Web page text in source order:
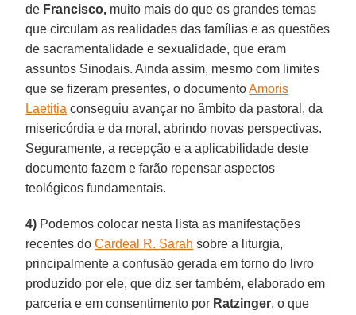
de Francisco, muito mais do que os grandes temas
que circulam as realidades das famílias e as questões
de sacramentalidade e sexualidade, que eram
assuntos Sinodais. Ainda assim, mesmo com limites
que se fizeram presentes, o documentoAmoris
Laetitia conseguiu avançar no âmbito da pastoral, da
misericórdia e da moral, abrindo novas perspectivas.
Seguramente, a recepção e a aplicabilidade deste
documento fazem e farão repensar aspectos
teológicos fundamentais.
4) Podemos colocar nesta lista as manifestações
recentes doCardeal R. Sarah sobre a liturgia,
principalmente a confusão gerada em torno do livro
produzido por ele, que diz ser também, elaborado em
parceria e em consentimento por Ratzinger, o que